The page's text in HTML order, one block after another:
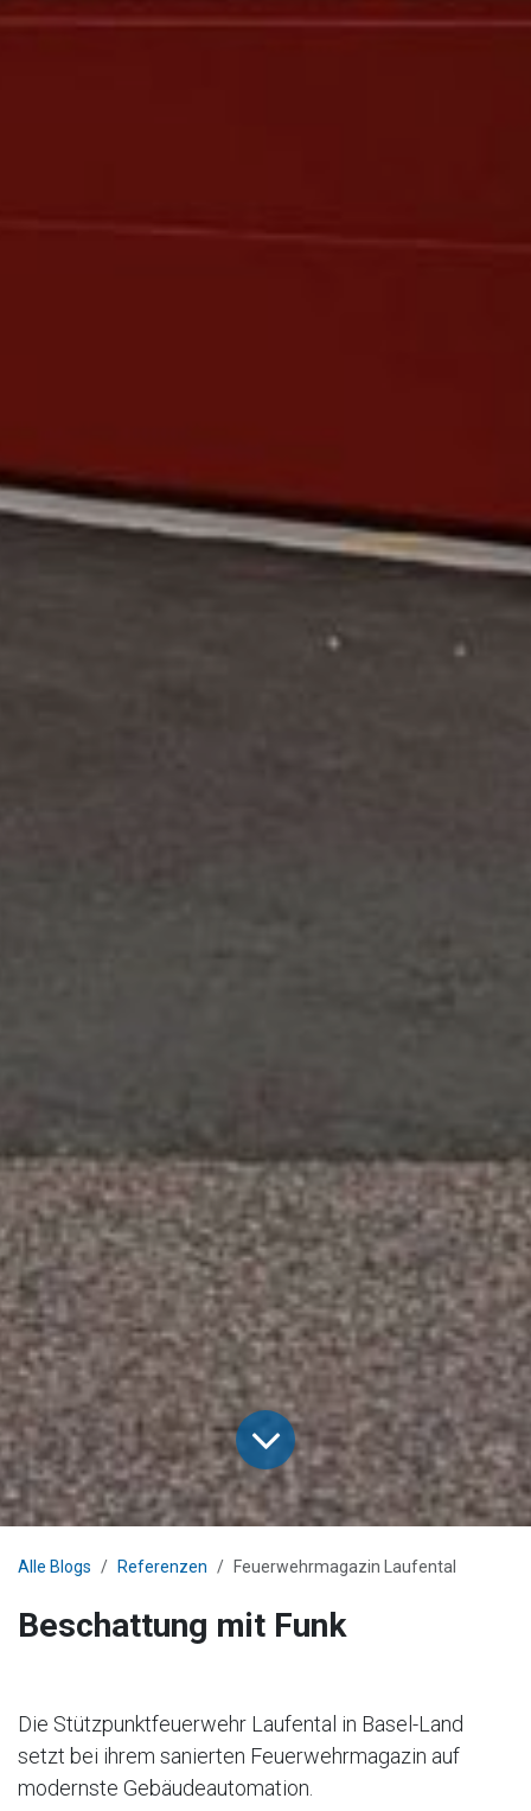
Alle Blogs Referenzen Feuerwehrmagazin Laufental
Beschattung mit Funk
Die Stützpunktfeuerwehr Laufental in Basel-Land
setzt bei ihrem sanierten Feuerwehrmagazin auf
modernste Gebäudeautomation.